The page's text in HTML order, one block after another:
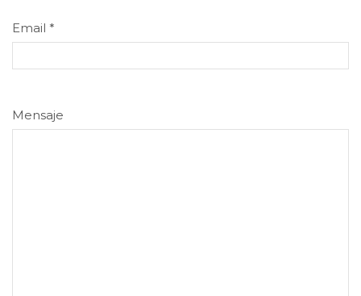
Email *
Mensaje